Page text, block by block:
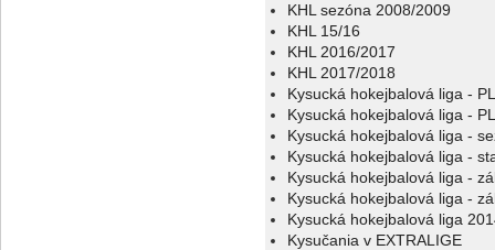
KHL sezóna 2008/2009
KHL 15/16
KHL 2016/2017
KHL 2017/2018
Kysucká hokejbalová liga -
Kysucká hokejbalová liga -
Kysucká hokejbalová liga -
Kysucká hokejbalová liga -
Kysucká hokejbalová liga -
Kysucká hokejbalová liga -
Kysucká hokejbalová liga
Kysučania v EXTRALIGE